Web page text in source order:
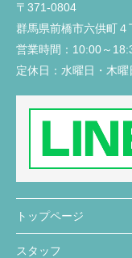
〒371-0804
群馬県前橋市六供町
営業時間： 10:00～
定休日： 水曜日・木曜
トップページ
スタッフ